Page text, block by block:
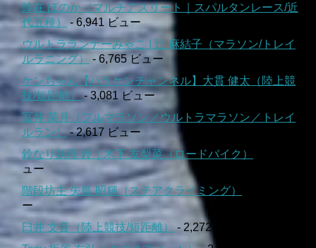
陣在 ほのか（マルチアスリート｜スパルタンレース/近
代五種）
- 6,941 ビュー
ウルトラランナーみゃこ | 辻 麻結子（マラソン/トレイ
ルラニング）
- 6,765 ビュー
ケンちゃん【ハラケンチャンネル】大貫 健太（陸上競
技/短距離）- 3,081 ビュー
冨井 菜月（フルマラソン／ウルトラマラソン／トレイ
ルラン）- 2,617 ビュー
鈴なり妖怪 鈴｜木下 友梨菜（ロードバイク）
ュー
階段坊主 矢島 昭輝（ステアクライミング）
ー
臼井 文音（陸上競技/短距離） - 2,272 ビュー